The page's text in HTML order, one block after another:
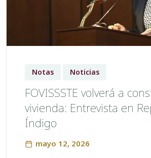
Notas Noticias
FOVISSSTE volverá a
vivienda: Entrevista en
Índigo
mayo 12, 2026